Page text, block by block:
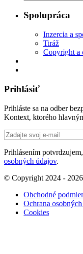
Spolupráca
Inzercia a
Tiráž
Copyright a
Prihlásiť
Prihláste sa na odber
Kontext, ktorého
Prihlásením
osobných údajov.
© Copyright 2024 -
Obchodné
Ochrana
Cookies